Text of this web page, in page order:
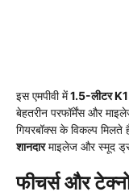
इस एमपीवी में1.5-लीटर
बेहतरीन परफॉर्मेंस और
गियरबॉक्स के विकल्प मिलते
शानदारमाइलेज और स्मूद
फीचर्स और